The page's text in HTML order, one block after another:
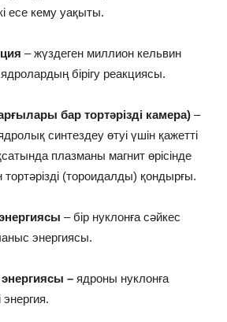
есе кему уақыты.
– жүздеген миллион кельвин
бірігу реакциясы.
бар то­ртәрізді ка­ме­ра) –
синтездеу өтуі үшін қажетті
плазманы магнит өрісінде
тортәрізді (тороидалды) қондырғы.
– бір нуклонға сәйкес
энергиясы.
– ядроны нуклонға